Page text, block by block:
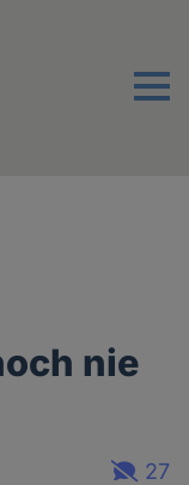
Menu
nie
27